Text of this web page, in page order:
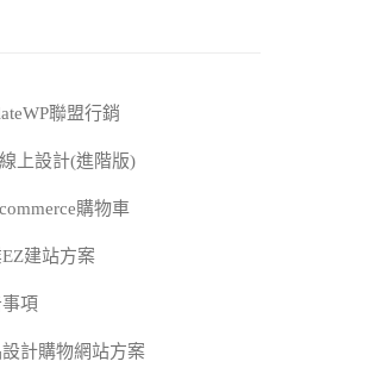
聯盟行銷
上設計(進階版)
購物車
建站方案
項
計購物網站方案